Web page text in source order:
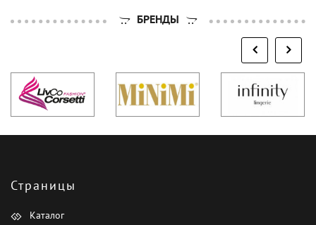
БРЕНДЫ
Страницы
Каталог